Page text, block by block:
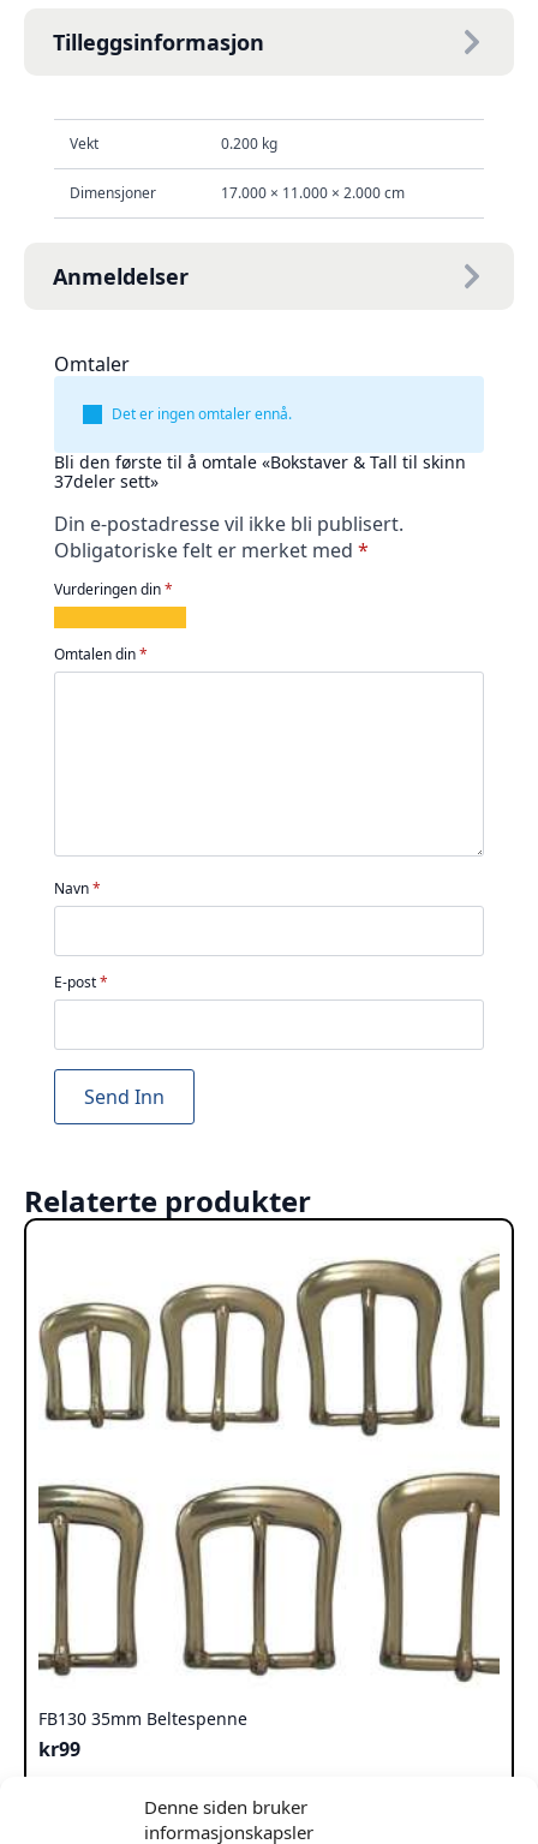
Denne siden bruker
informasjonskapsler
Tilleggsinformasjon
Vekt 0.200 kg
Dimensjoner 17.000 × 11.000 × 2.000 cm
Anmeldelser
Omtaler
Det er ingen omtaler ennå.
Bli den første til å omtale «Bokstaver & Tall til skinn
37deler sett»
Din e-postadresse vil ikke bli publisert.
Obligatoriske felt er merket med *
Vurderingen din*
av
5
av
5
av
5
av
5 5
Omtalen din*
Navn*
E-post*
Relaterte produkter
FB130 35mm Beltespenne
kr99
Velg Alternativ